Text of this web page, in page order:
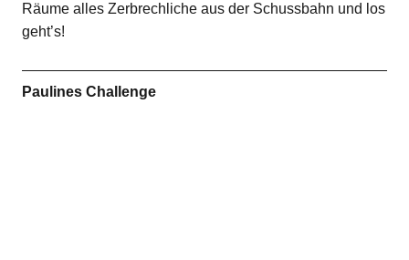
Räume alles Zerbrechliche aus der Schussbahn und los
geht’s!
Paulines Challenge